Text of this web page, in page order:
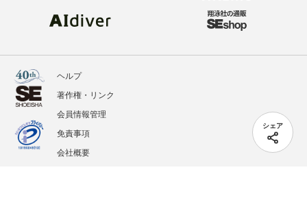
シェア
ヘルプ
著作権・リンク
会員情報管理
免責事項
会社概要